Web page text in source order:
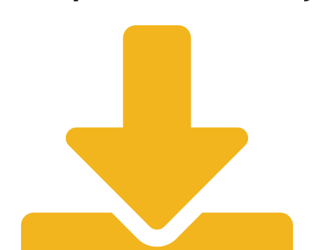
Povezave